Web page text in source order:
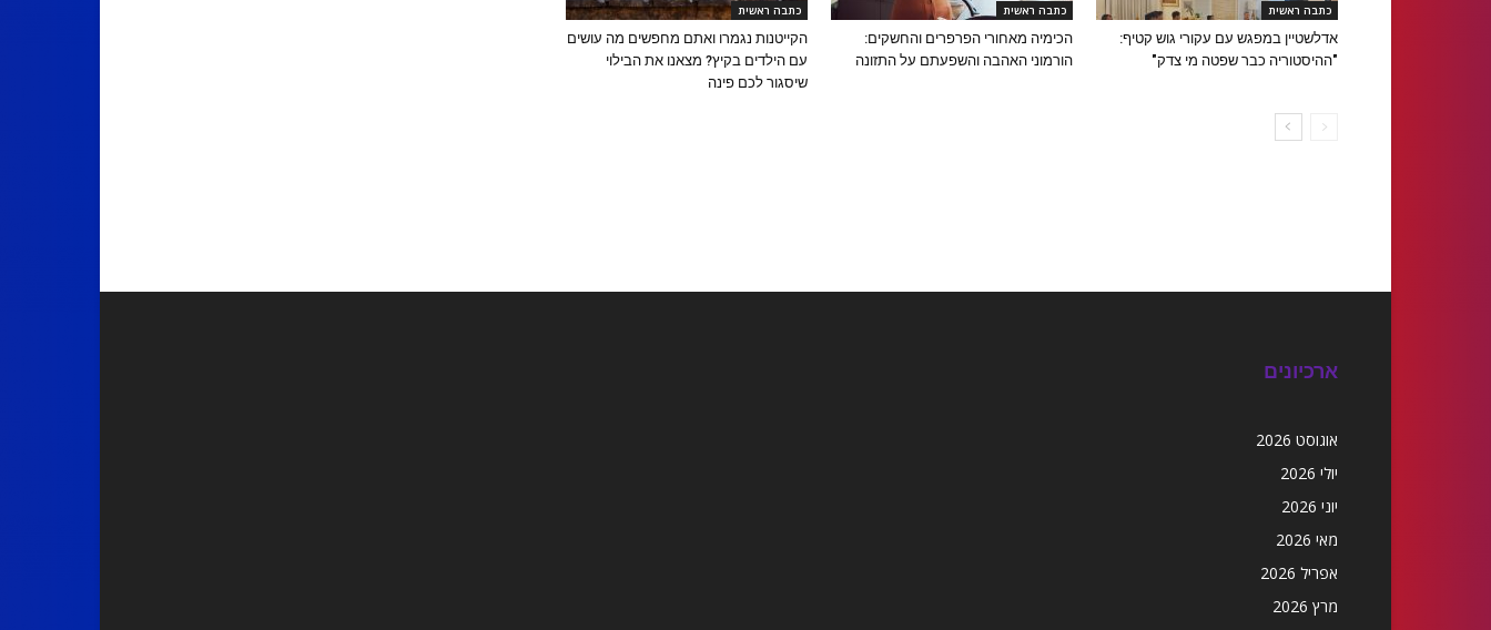
כתבה ראשית
אדלשטיין במפגש עם עקורי גוש קטיף:
"ההיסטוריה כבר שפטה מי צדק"
כתבה ראשית
הכימיה מאחורי הפרפרים והחשקים:
הורמוני האהבה והשפעתם על התזונה
כתבה ראשית
הקייטנות נגמרו ואתם מחפשים מה עושים
עם הילדים בקיץ? מצאנו את הבילוי
שיסגור לכם פינה
ארכיונים
אוגוסט 2026
יולי 2026
יוני 2026
מאי 2026
אפריל 2026
מרץ 2026